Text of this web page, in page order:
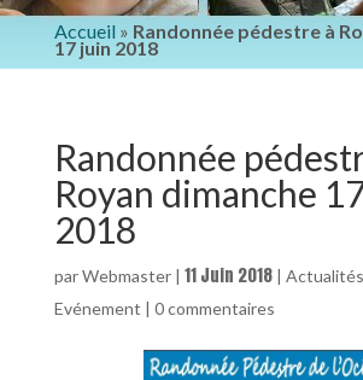
Accueil » Randonnée pédestre à
17 juin 2018
Randonnée
Royan dimanche
2018
parWebmaster| 11 Juin 2018|
Evénement | 0 commentaires